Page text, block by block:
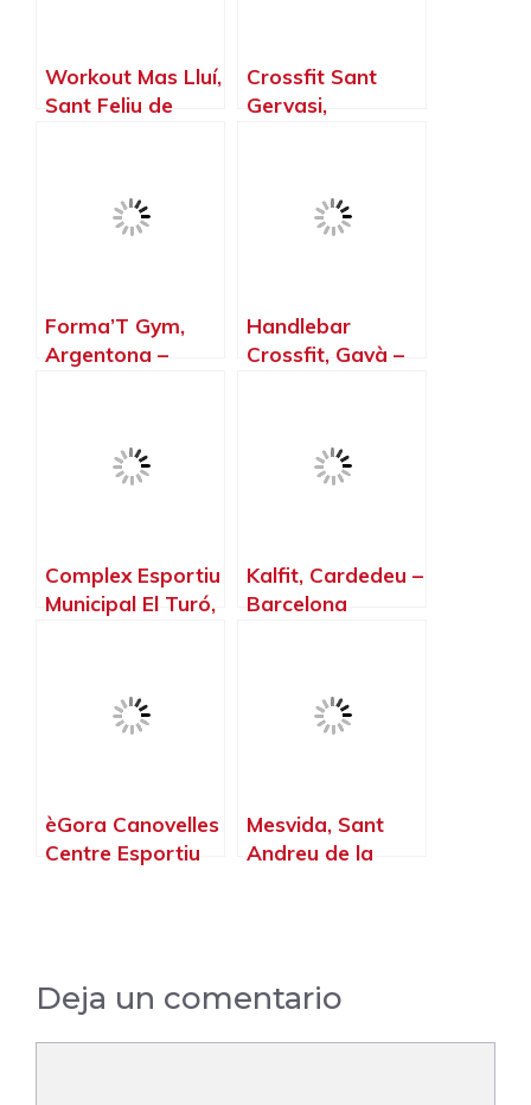
Workout Mas Lluí,
Sant Feliu de
Crossfit Sant
Gervasi,
Forma’T Gym,
Argentona –
Handlebar
Crossfit, Gavà –
Complex Esportiu
Municipal El Turó,
Kalfit, Cardedeu –
Barcelona
èGora Canovelles
Centre Esportiu
Mesvida, Sant
Andreu de la
Deja un comentario